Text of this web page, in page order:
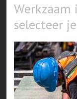
Werkzaam
selecteer